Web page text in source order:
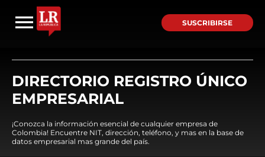
SUSCRIBIRSE
DIRECTORIO REGISTRO ÚNICO
EMPRESARIAL
¡Conozca la información esencial de cualquier empresa de
Colombia! Encuentre NIT, dirección, teléfono, y mas en la base de
datos empresarial mas grande del país.